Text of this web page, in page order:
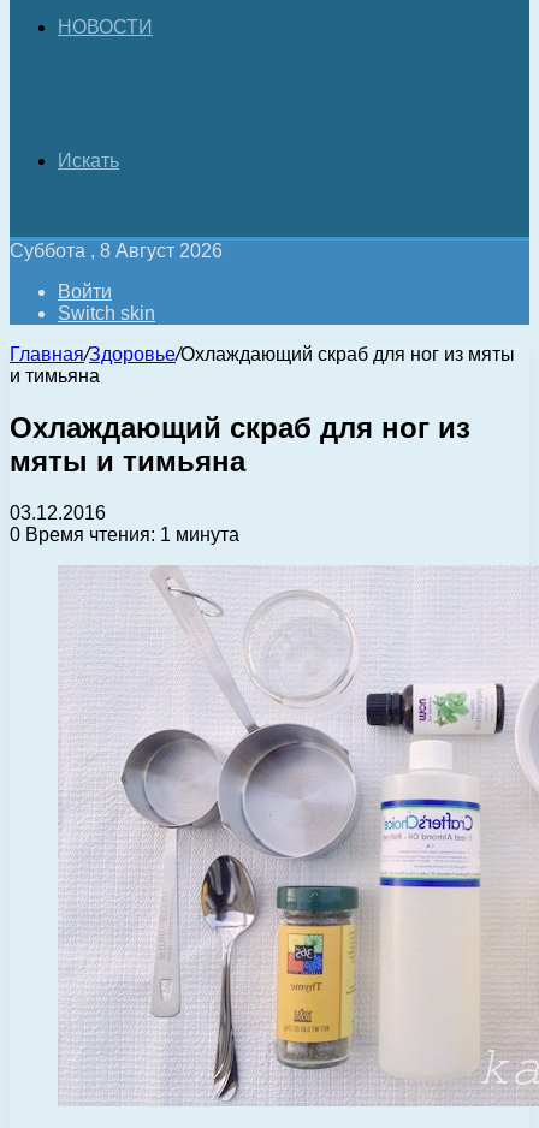
НОВОСТИ
Искать
Суббота , 8 Август 2026
Войти
Switch skin
Главная/Здоровье/Охлаждающий скраб для ног из мяты
и тимьяна
Охлаждающий скраб для ног из
мяты и тимьяна
03.12.2016
0 Время чтения: 1 минута